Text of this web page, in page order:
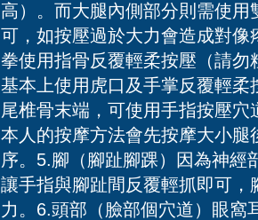
高）。而大腿內側部分則需使
可，如按壓過於大力會造成對
拳使用指骨反覆輕柔按壓（請
基本上使用虎口及手掌反覆輕
尾椎骨末端，可使用手指按壓
本人的按摩方法會先按摩大小
序。5.腳（腳趾腳踝）因為神經
讓手指與腳趾間反覆輕抓即可
力。6.頭部（臉部個穴道）眼窩